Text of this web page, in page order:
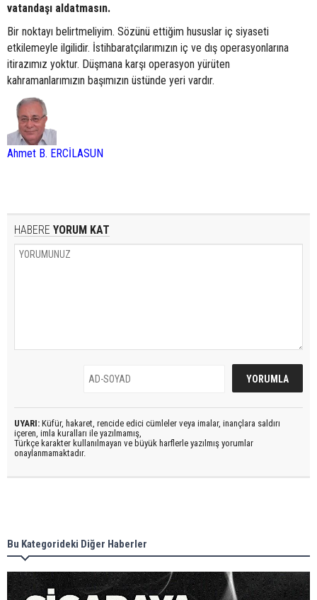
vatandaşı aldatmasın.
Bir noktayı belirtmeliyim. Sözünü ettiğim hususlar iç siyaseti
etkilemeyle ilgilidir. İstihbaratçılarımızın iç ve dış operasyonlarına
itirazımız yoktur. Düşmana karşı operasyon yürüten
kahramanlarımızın başımızın üstünde yeri vardır.
Ahmet B. ERCİLASUN
HABERE YORUM KAT
UYARI: Küfür, hakaret, rencide edici cümleler veya imalar, inançlara saldırı
içeren, imla kuralları ile yazılmamış,
Türkçe karakter kullanılmayan ve büyük harflerle yazılmış yorumlar
onaylanmamaktadır.
Bu Kategorideki Diğer Haberler